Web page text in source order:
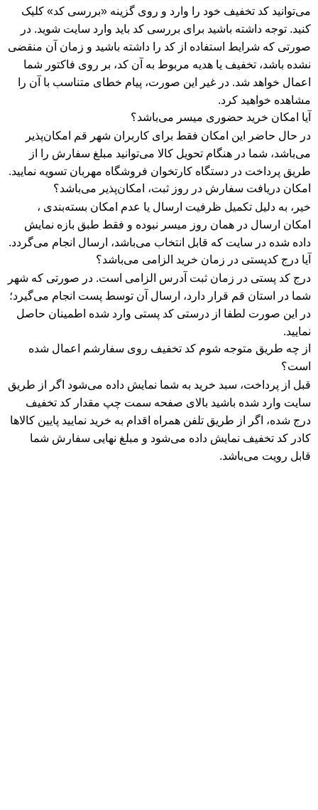
می‌توانید کد تخفیف خود را وارد و روی گزینه «بررسی کد» کلیک
کنید. توجه داشته باشید برای بررسی کد باید وارد سایت شوید. در
صورتی که شرایط استفاده از کد را داشته باشید و زمان آن منقضی
نشده باشد، تخفیف یا هدیه مربوط به آن کد، بر روی فاکتور شما
اعمال خواهد شد. در غیر این صورت، پیام خطای متناسب با آن را
مشاهده خواهید کرد.
آیا امکان خرید حضوری میسر می‌باشد؟
در حال حاضر این امکان فقط برای کاربران شهر قم امکان‌پذیر
می‌باشد، شما در هنگام تحویل کالا می‌توانید مبلغ سفارش را از
طریق پرداخت در دستگاه کارتخوان فروشگاه مهربان تسویه نمایید.
امکان دریافت سفارش در روز ثبت، امکان‌پذیر می‌باشد؟
خیر، به دلیل تکمیل ظرفیت ارسال یا عدم امکان بسته‌بندی ،
امکان ارسال در همان روز میسر نبوده و فقط طبق بازه نمایش
داده شده در سایت که قابل انتخاب می‌باشد، ارسال انجام می‌گردد.
آیا درج کدپستی در زمان خرید الزامی می‌باشد؟
درج کد پستی در زمان ثبت آدرس الزامی است. در صورتی که شهر
شما در استان‌‌ قم قرار دارد، ارسال آن توسط پست انجام می‌گیرد؛
در این صورت لطفا از درستی کد پستی وارد شده اطمینان حاصل
نمایید.
از چه طریق متوجه شوم کد تخفیف روی سفارشم اعمال شده
است؟
قبل از پرداخت، سبد خرید به شما نمایش داده می‌شود اگر از طریق
سایت وارد شده باشید بالای صفحه سمت چپ مقدار کد تخفیف
درج شده، اگر از طریق تلفن همراه اقدام به خرید نمایید پایین کالاها
کادر کد تخفیف نمایش داده می‌شود و مبلغ نهایی سفارش شما
قابل رویت می‌باشد.